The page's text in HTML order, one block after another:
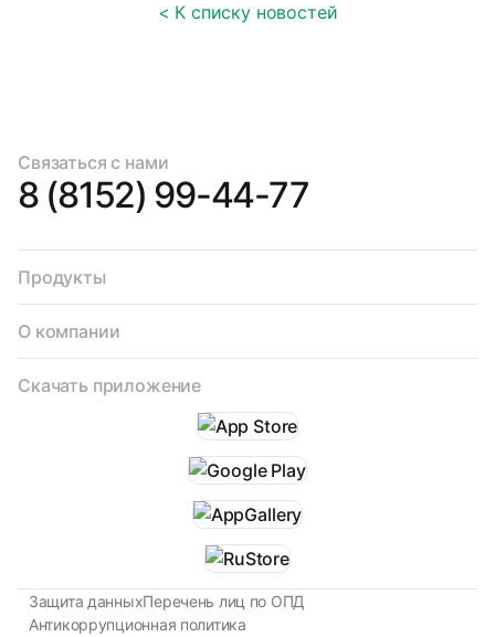
< К списку новостей
Связаться с нами
8 (8152) 99-44-77
Продукты
О компании
Скачать приложение
Защита данныхПеречень лиц по ОПД
Антикоррупционная политика